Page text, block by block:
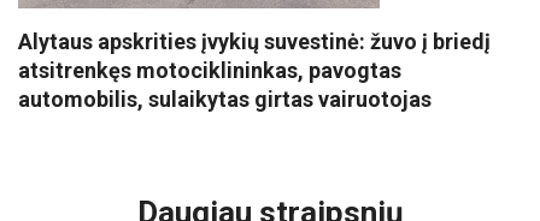
Alytaus apskrities įvykių suvestinė: žuvo į briedį
atsitrenkęs motociklininkas, pavogtas
automobilis, sulaikytas girtas vairuotojas
Daugiau straipsnių